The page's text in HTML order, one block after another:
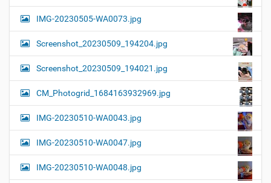
IMG-20230505-WA0073.jpg
Screenshot_20230509_194204.jpg
Screenshot_20230509_194021.jpg
CM_Photogrid_1684163932969.jpg
IMG-20230510-WA0043.jpg
IMG-20230510-WA0047.jpg
IMG-20230510-WA0048.jpg